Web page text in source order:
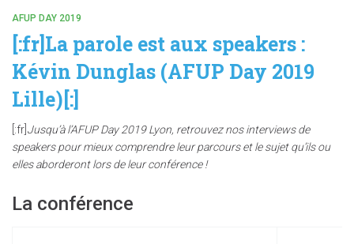
AFUP DAY 2019
[:fr]La parole est aux speakers :
Kévin Dunglas (AFUP Day 2019
Lille)[:]
[:fr] Jusqu’à l’AFUP Day 2019 Lyon, retrouvez nos interviews de
speakers pour mieux comprendre leur parcours et le sujet qu’ils ou
elles aborderont lors de leur conférence !
La conférence